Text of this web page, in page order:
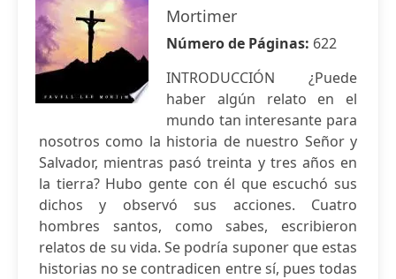
Mortimer
Número de Páginas: 622
INTRODUCCIÓN ¿Puede
haber algún relato en el
mundo tan interesante para
nosotros como la historia de nuestro Señor y
Salvador, mientras pasó treinta y tres años en
la tierra? Hubo gente con él que escuchó sus
dichos y observó sus acciones. Cuatro
hombres santos, como sabes, escribieron
relatos de su vida. Se podría suponer que estas
historias no se contradicen entre sí, pues todas